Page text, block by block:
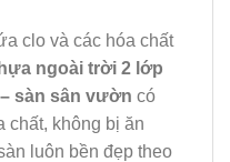
clo và các hóa chất
ngoài trời 2 lớp
sàn sân vườn có
chất, không bị ăn
luôn bền đẹp theo